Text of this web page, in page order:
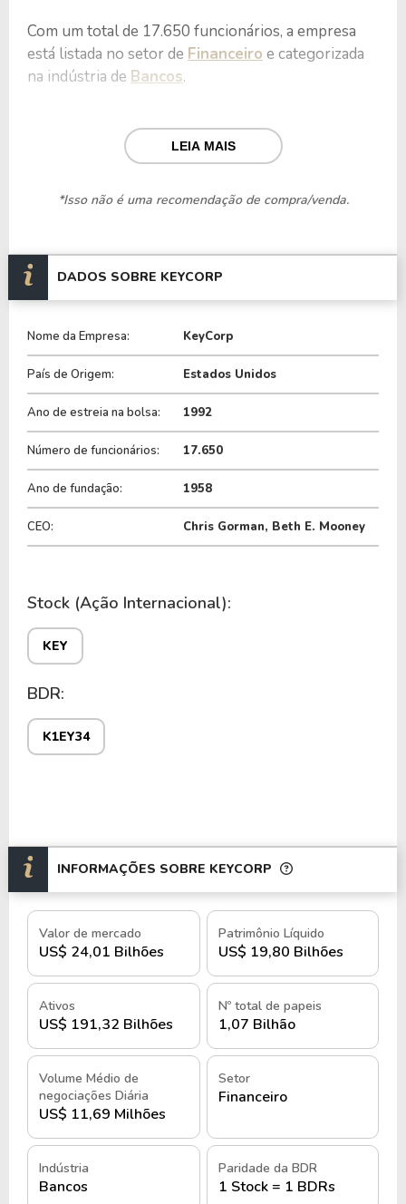
Com um total de 17.650 funcionários, a empresa
está listada no setor de Financeiro e categorizada
na indústria de Bancos.
faturamento de R$ 7,60 Bilhões, que gerou um
lucro no valor de R$ 2,03 Bilhões.
Quanto aos seus principais indicadores, a empresa
últimos 12 meses o dividend yeld da KEY ficou em
3,66%.
K1EY34, ou pode ser adquirida no exterior através
do tickerKEY.
LEIA MAIS
*Isso não é uma recomendação de compra/venda.
DADOS SOBRE KEYCORP
Nome da Empresa: KeyCorp
País de Origem: Estados Unidos
Ano de estreia na bolsa: 1992
Número de funcionários: 17.650
Ano de fundação: 1958
CEO: Chris Gorman, Beth E. Mooney
Stock (Ação Internacional):
KEY
BDR:
K1EY34
INFORMAÇÕES SOBRE KEYCORP
Valor de mercado
US$ 24,01 Bilhões
Patrimônio Líquido
US$ 19,80 Bilhões
Ativos
US$ 191,32 Bilhões
Nº total de papeis
1,07 Bilhão
Volume Médio de
negociações Diária
US$ 11,69 Milhões
Setor
Financeiro
Indústria
Bancos
Paridade da BDR
1 Stock = 1 BDRs